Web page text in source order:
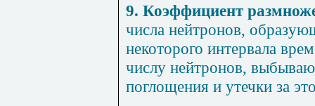
9. Коэффициент
числа нейтронов,
некоторого интервала
числу нейтронов,
поглощения и утечки за